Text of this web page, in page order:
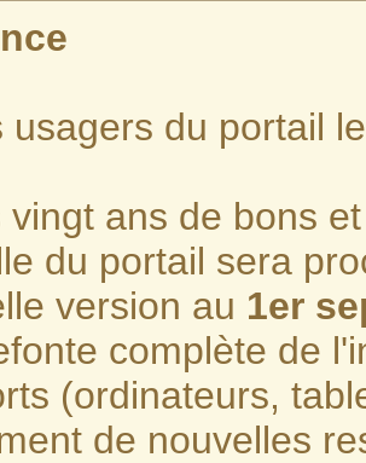
usagers du portail
vingt ans de bons
du portail sera
version au 1er
complète de
(ordinateurs,
de nouvelles